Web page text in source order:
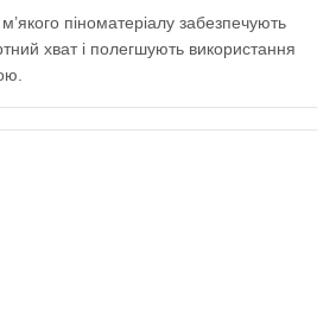
піноматеріалу забезпечують
хват і полегшують використання